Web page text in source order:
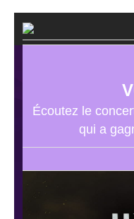
Écoutez le
qui a